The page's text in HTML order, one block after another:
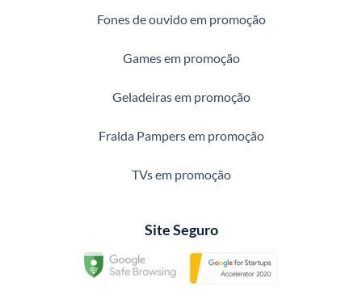
Fones de ouvido em promoção
Games em promoção
Geladeiras em promoção
Fralda Pampers em promoção
TVs em promoção
Site Seguro